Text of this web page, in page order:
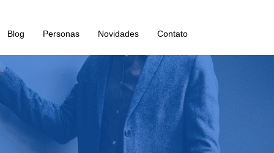
Blog Personas Novidades Contato